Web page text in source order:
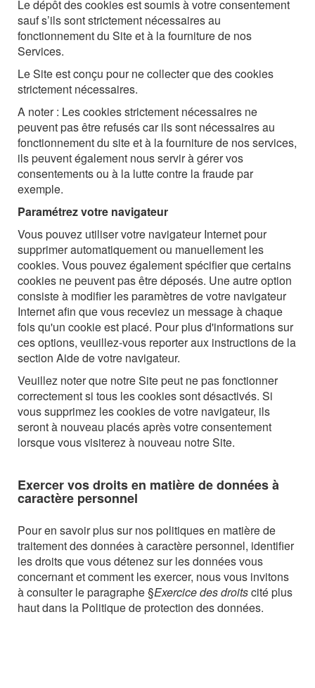
Le dépôt des cookies est soumis à votre consentement
sauf s’ils sont strictement nécessaires au
fonctionnement du Site et à la fourniture de nos
Services.
Le Site est conçu pour ne collecter que des cookies
strictement nécessaires.
A noter : Les cookies strictement nécessaires ne
peuvent pas être refusés car ils sont nécessaires au
fonctionnement du site et à la fourniture de nos services,
ils peuvent également nous servir à gérer vos
consentements ou à la lutte contre la fraude par
exemple.
Paramétrez votre navigateur
Vous pouvez utiliser votre navigateur Internet pour
supprimer automatiquement ou manuellement les
cookies. Vous pouvez également spécifier que certains
cookies ne peuvent pas être déposés. Une autre option
consiste à modifier les paramètres de votre navigateur
Internet afin que vous receviez un message à chaque
fois qu'un cookie est placé. Pour plus d'informations sur
ces options, veuillez-vous reporter aux instructions de la
section Aide de votre navigateur.
Veuillez noter que notre Site peut ne pas fonctionner
correctement si tous les cookies sont désactivés. Si
vous supprimez les cookies de votre navigateur, ils
seront à nouveau placés après votre consentement
lorsque vous visiterez à nouveau notre Site.
Exercer vos droits en matière de données à
caractère personnel
Pour en savoir plus sur nos politiques en matière de
traitement des données à caractère personnel, identifier
les droits que vous détenez sur les données vous
concernant et comment les exercer, nous vous invitons
à consulter le paragraphe §Exercice des droitscité plus
haut dans la Politique de protection des données.